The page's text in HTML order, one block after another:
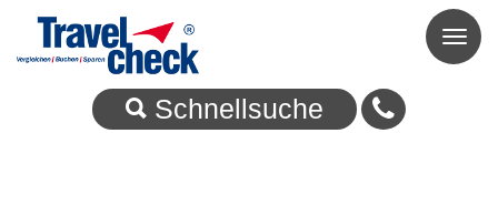
Toggle
Schnellsuche